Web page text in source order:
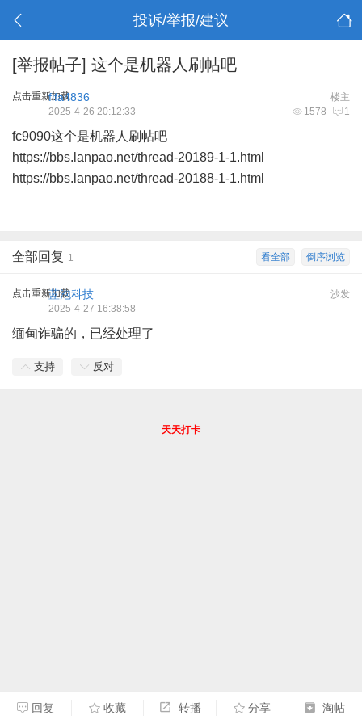
投诉/举报/建议
[举报帖子] 这个是机器人刷帖吧
点击重新加载 楼主
fifa4836
1578 1
2025-4-26 20:12:33
fc9090这个是机器人刷帖吧
https://bbs.lanpao.net/thread-20189-1-1.html
https://bbs.lanpao.net/thread-20188-1-1.html
倒序浏览
看全部
全部回复 1
点击重新加载 沙发
蓝泡科技
2025-4-27 16:38:58
缅甸诈骗的，已经处理了
支持 反对
回复 收藏 转播 分享 淘帖
天天打卡